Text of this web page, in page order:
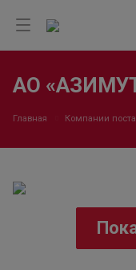
АО
Главная Компании